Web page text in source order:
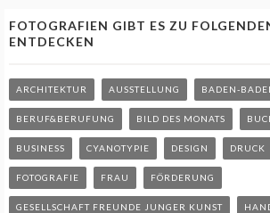
FOTOGRAFIEN GIBT ES ZU
ENTDECKEN
ARCHITEKTUR AUSSTELLUNG BADEN-
BERUF&BERUFUNG BILD DES MONATS
BUSINESS CYANOTYPIE DESIGN DRUCK
FOTOGRAFIE FRAU FÖRDERUNG
GESELLSCHAFT FREUNDE JUNGER KUNST